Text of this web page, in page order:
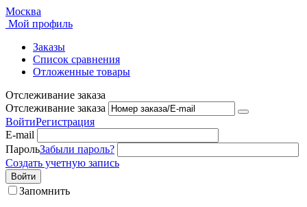
Москва
Мой профиль
Заказы
Список сравнения
Отложенные товары
Отслеживание заказа
Отслеживание заказа
ВойтиРегистрация
E-mail
ПарольЗабыли пароль?
Создать учетную запись
Войти
Запомнить